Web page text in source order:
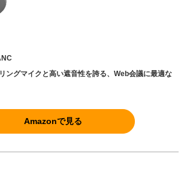
ングマイクと高い遮音性を誇る、Web会議に最適な
Amazonで見る